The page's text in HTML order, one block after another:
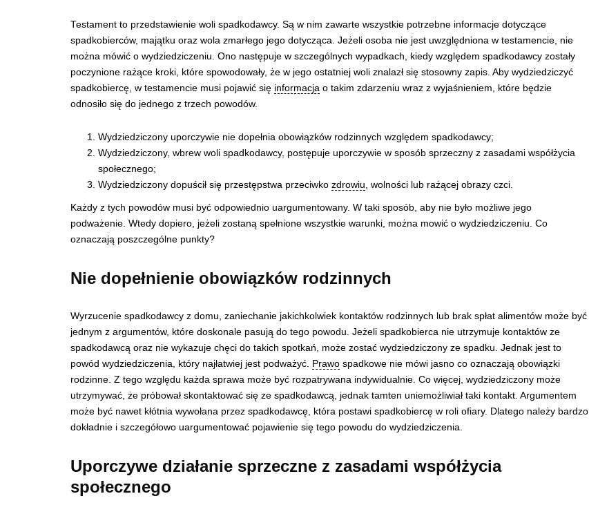
Testament to przedstawienie woli spadkodawcy. Są w nim zawarte wszystkie potrzebne informacje dotyczące
spadkobierców, majątku oraz wola zmarłego jego dotycząca. Jeżeli osoba nie jest uwzględniona w testamencie, nie
można mówić o wydziedziczeniu. Ono następuje w szczególnych wypadkach, kiedy względem spadkodawcy zostały
poczynione rażące kroki, które spowodowały, że w jego ostatniej woli znalazł się stosowny zapis. Aby wydziedziczyć
spadkobiercę, w testamencie musi pojawić się informacja o takim zdarzeniu wraz z wyjaśnieniem, które będzie
odnosiło się do jednego z trzech powodów.
Wydziedziczony uporczywie nie dopełnia obowiązków rodzinnych względem spadkodawcy;
Wydziedziczony, wbrew woli spadkodawcy, postępuje uporczywie w sposób sprzeczny z zasadami współżycia
społecznego;
Wydziedziczony dopuścił się przestępstwa przeciwko zdrowiu, wolności lub rażącej obrazy czci.
Każdy z tych powodów musi być odpowiednio uargumentowany. W taki sposób, aby nie było możliwe jego
podważenie. Wtedy dopiero, jeżeli zostaną spełnione wszystkie warunki, można mowić o wydziedziczeniu. Co
oznaczają poszczególne punkty?
Nie dopełnienie obowiązków rodzinnych
Wyrzucenie spadkodawcy z domu, zaniechanie jakichkolwiek kontaktów rodzinnych lub brak spłat alimentów może być
jednym z argumentów, które doskonale pasują do tego powodu. Jeżeli spadkobierca nie utrzymuje kontaktów ze
spadkodawcą oraz nie wykazuje chęci do takich spotkań, może zostać wydziedziczony ze spadku. Jednak jest to
powód wydziedziczenia, który najłatwiej jest podważyć. Prawo spadkowe nie mówi jasno co oznaczają obowiązki
rodzinne. Z tego względu każda sprawa może być rozpatrywana indywidualnie. Co więcej, wydziedziczony może
utrzymywać, że próbował skontaktować się ze spadkodawcą, jednak tamten uniemożliwiał taki kontakt. Argumentem
może być nawet kłótnia wywołana przez spadkodawcę, która postawi spadkobiercę w roli ofiary. Dlatego należy bardzo
dokładnie i szczegółowo uargumentować pojawienie się tego powodu do wydziedziczenia.
Uporczywe działanie sprzeczne z zasadami współżycia
społecznego